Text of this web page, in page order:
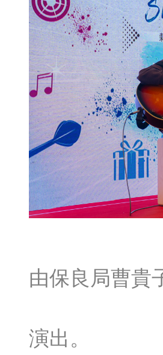
由保良局曹貴
演出。